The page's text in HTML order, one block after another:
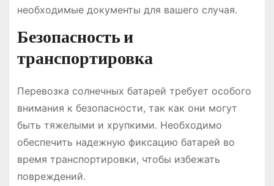
необходимые документы для вашего случая․
Безопасность и
транспортировка
Перевозка солнечных батарей требует особого
внимания к безопасности, так как они могут
быть тяжелыми и хрупкими․ Необходимо
обеспечить надежную фиксацию батарей во
время транспортировки, чтобы избежать
повреждений․